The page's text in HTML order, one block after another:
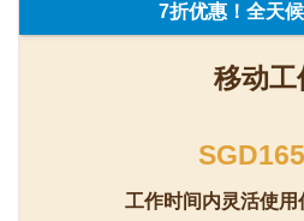
7折优惠！全天
移动工
工作时间内灵活使用